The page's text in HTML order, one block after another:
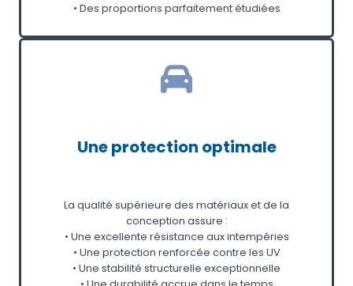
• Des proportions parfaitement étudiées
Une protection optimale
La qualité supérieure des matériaux et de la
conception assure :
• Une excellente résistance aux intempéries
• Une protection renforcée contre les UV
• Une stabilité structurelle exceptionnelle